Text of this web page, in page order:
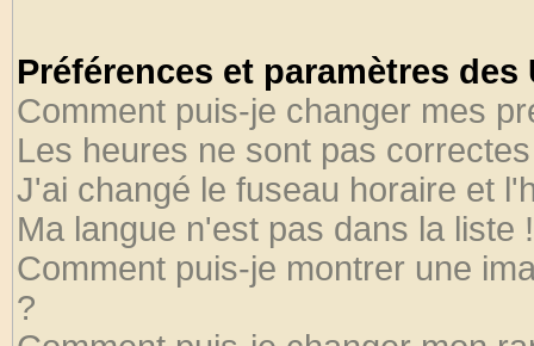
Préférences et paramètres
Comment puis-je changer mes
Les heures ne sont pas
J'ai changé le fuseau horaire et
Ma langue n'est pas dans la liste !
Comment puis-je montrer une
?